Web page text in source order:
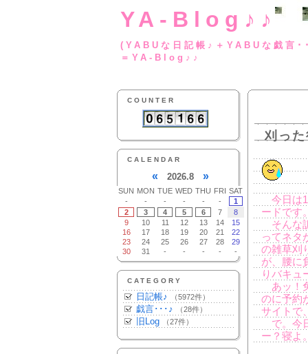
YA-Blog♪♪
(YABUな日記帳♪
＝YA-Blog♪♪
COUNTER
CALENDAR
« 2026.8 »
SUN MON TUE WED THU FRI SAT
-
- - - - -
1
2
3 4 5 6 7
8
9
10 11 12 13 14
15
16
17 18 19 20 21
22
23
24 25 26 27 28
29
30
31 - - - - -
CATEGORY
日記帳♪ （5972件）
戯言･･･♪ （28件）
旧Log （27件）
刈っ
今日は
ードです
そんな
ってネタ
の雑草刈
が、腰に
りバキュ
あッ！
のに予約
サイトで
で。今
ー？寝よ